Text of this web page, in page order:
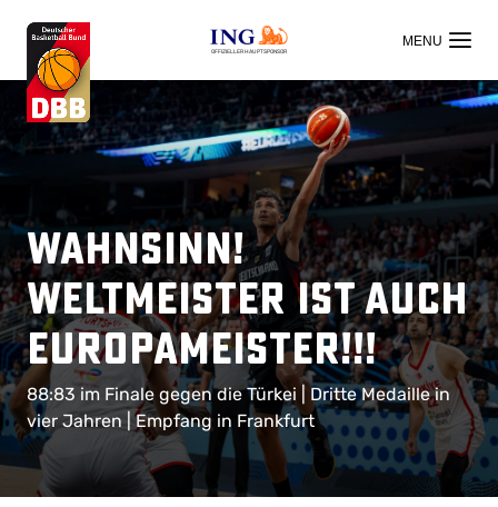
OFFIZIELLER HAUPTSPONSOR
Wahnsinn!
Weltmeister ist auch
Europameister!!!
88:83 im Finale gegen die Türkei | Dritte Medaille in
vier Jahren | Empfang in Frankfurt